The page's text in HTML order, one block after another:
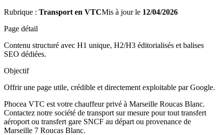
Rubrique : Transport en VTCMis à jour le 12/04/2026
Page détail
Contenu structuré avec H1 unique, H2/H3 éditorialisés et balises
SEO dédiées.
Objectif
Offrir une page utile, crédible et directement exploitable par Google.
Phocea VTC est votre chauffeur privé à Marseille Roucas Blanc.
Contactez notre société de transport sur mesure pour tout transfert
aéroport ou transfert gare SNCF au départ ou provenance de
Marseille 7 Roucas Blanc.